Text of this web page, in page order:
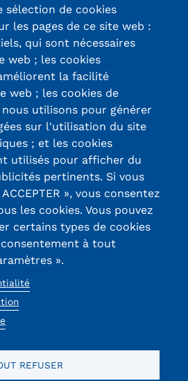
Cnam BFC
?
et centres Cnam en
administratifs
BFC?
presse
Certifications /
Labels qualité
RGPD CGU CGV Cookies
sélection de cookies
les pages de ce site web :
qui sont nécessaires
web ; les cookies
la facilité
web ; les cookies de
utilisons pour générer
sur l'utilisation du site
; et les cookies
utilisés pour afficher du
pertinents. Si vous
», vous consentez
les cookies. Vous pouvez
certains types de cookies
à tout
».
REFUSER